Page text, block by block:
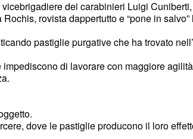
dei carabinieri Luigi
rovista dappertutto e “pone in salvo”
pastiglie purgative che ha trovato
di lavorare con maggiore
dove le pastiglie producono il loro